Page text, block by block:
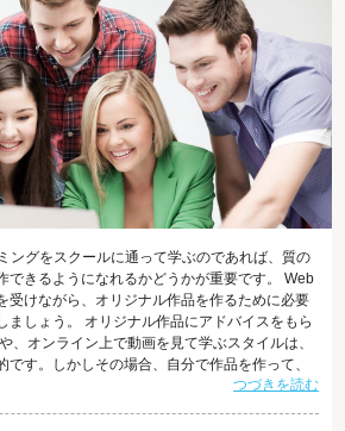
ングをスクールに通って学ぶのであれば、質の
できるようになれるかどうかが重要です。 Web
受けながら、オリジナル作品を作るために必要
ましょう。 オリジナル作品にアドバイスをもら
、オンライン上で動画を見て学ぶスタイルは、
です。しかしその場合、自分で作品を作って、
も、他の人から見れば、欠陥や問題があるかも
つづきを読む